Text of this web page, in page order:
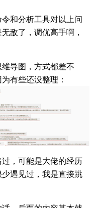
和分析工具对以上问
敌了，调优高手啊，
导图，方式都差不
有些还没整理：
，可能是大佬的经历
遇见过，我是直接跳